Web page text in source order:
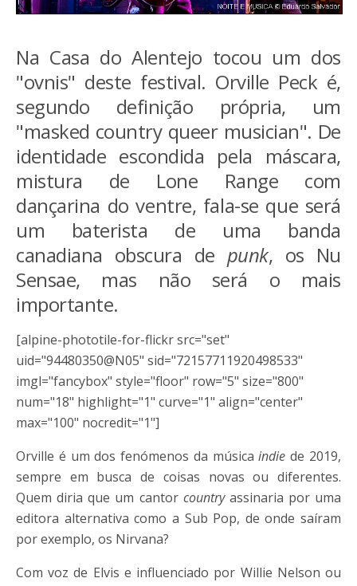
Na Casa do Alentejo tocou um dos
"ovnis" deste festival. Orville Peck é,
segundo definição própria, um
"masked country queer musician". De
identidade escondida pela máscara,
mistura de Lone Range com
dançarina do ventre, fala-se que será
um baterista de uma banda
canadiana obscura de punk, os Nu
Sensae, mas não será o mais
importante.
[alpine-phototile-for-flickr src="set"
uid="94480350@N05" sid="72157711920498533"
imgl="fancybox" style="floor" row="5" size="800"
num="18" highlight="1" curve="1" align="center"
max="100" nocredit="1"]
Orville é um dos fenómenos da músicaindie de 2019,
sempre em busca de coisas novas ou diferentes.
Quem diria que um cantor countryassinaria por uma
editora alternativa como a Sub Pop, de onde saíram
por exemplo, os Nirvana?
Com voz de Elvis e influenciado por Willie Nelson ou